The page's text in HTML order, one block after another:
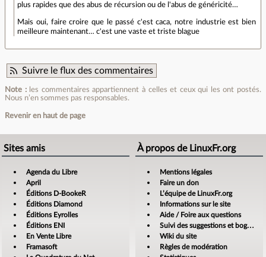
plus rapides que des abus de récursion ou de l'abus de généricité…
Mais oui, faire croire que le passé c'est caca, notre industrie est bien
meilleure maintenant… c'est une vaste et triste blague
Suivre le flux des commentaires
Note :les commentaires appartiennent à celles et ceux qui les ont postés.
Nous n’en sommes pas responsables.
Revenir en haut de page
Sites amis
Agenda du Libre
April
Éditions D-BookeR
Éditions Diamond
Éditions Eyrolles
Éditions ENI
En Vente Libre
Framasoft
À propos de LinuxFr.org
Mentions légales
Faire un don
L’équipe de LinuxFr.org
Informations sur le site
Aide / Foire aux questions
Suivi des suggestions et bogues
Wiki du site
Règles de modération